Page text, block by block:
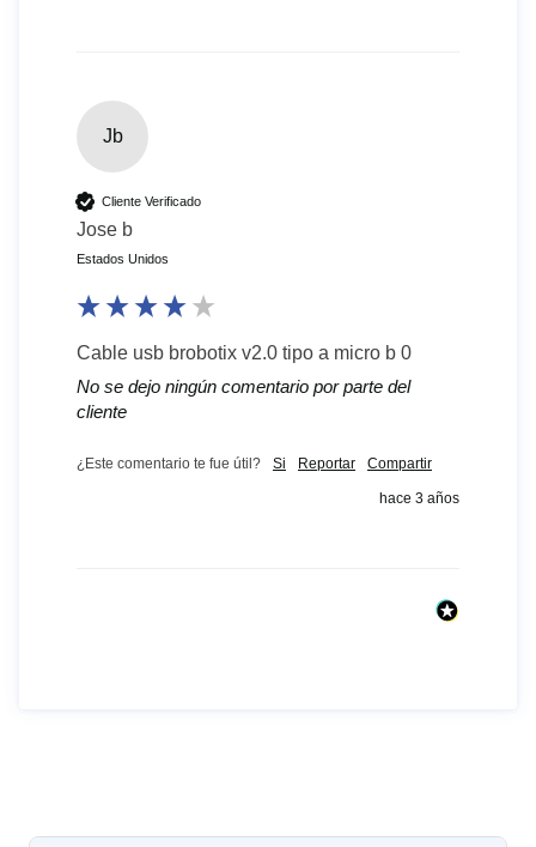
Jb
Cliente Verificado
Jose b
Estados Unidos
Cable usb brobotix v2.0 tipo a micro b 0
No se dejo ningún comentario por parte del
cliente
¿Este comentario te fue útil? Si Reportar Compartir
hace 3 años